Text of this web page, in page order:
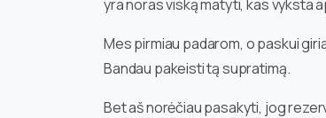
yra noras viską matyti, kas vyksta
Mes pirmiau padarom, o paskui
Bandau pakeisti tą supratimą.
Bet aš norėčiau pasakyti, jog